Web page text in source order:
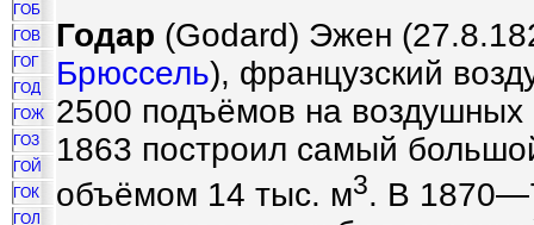
ГОБ
ГОВ
ГОГ
ГОД
ГОЖ
ГОЗ
ГОЙ
ГОК
ГОЛ
Годар (Godard) Эжен
Брюссель), французский
2500 подъёмов на
1863 построил самый
объёмом 14 тыс. м3. В